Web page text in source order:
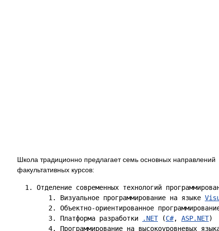
Школа традиционно предлагает семь основных направлений
факультативных курсов:
1. Отделение современных технологий
        1. Визуальное программирование на языке
2. Объектно-ориентированное
        3. Платформа разработки
.NET (C#, ASP.NET)
4. Программирование на высокоуровневых